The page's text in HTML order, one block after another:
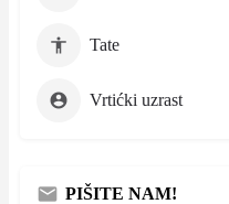
Tate
Vrtićki uzrast
PIŠITE NAM!